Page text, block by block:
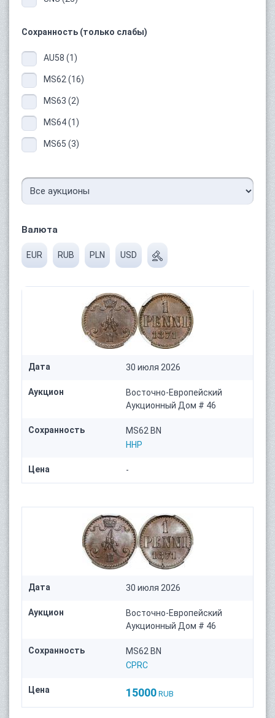
Сохранность (только слабы)
AU58 (1)
MS62 (16)
MS63 (2)
MS64 (1)
MS65 (3)
Валюта
EUR RUB PLN USD
Дата 30 июля 2026
Аукцион
Восточно-Европейский
Аукционный Дом # 46
Сохранность
MS62 BN
HHP
Цена -
Дата 30 июля 2026
Аукцион
Восточно-Европейский
Аукционный Дом # 46
Сохранность
MS62 BN
CPRC
Цена 15000 RUB